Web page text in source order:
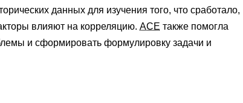
данных для изучения того, что сработало,
влияют на корреляцию. ACE также помогла
и сформировать формулировку задачи и